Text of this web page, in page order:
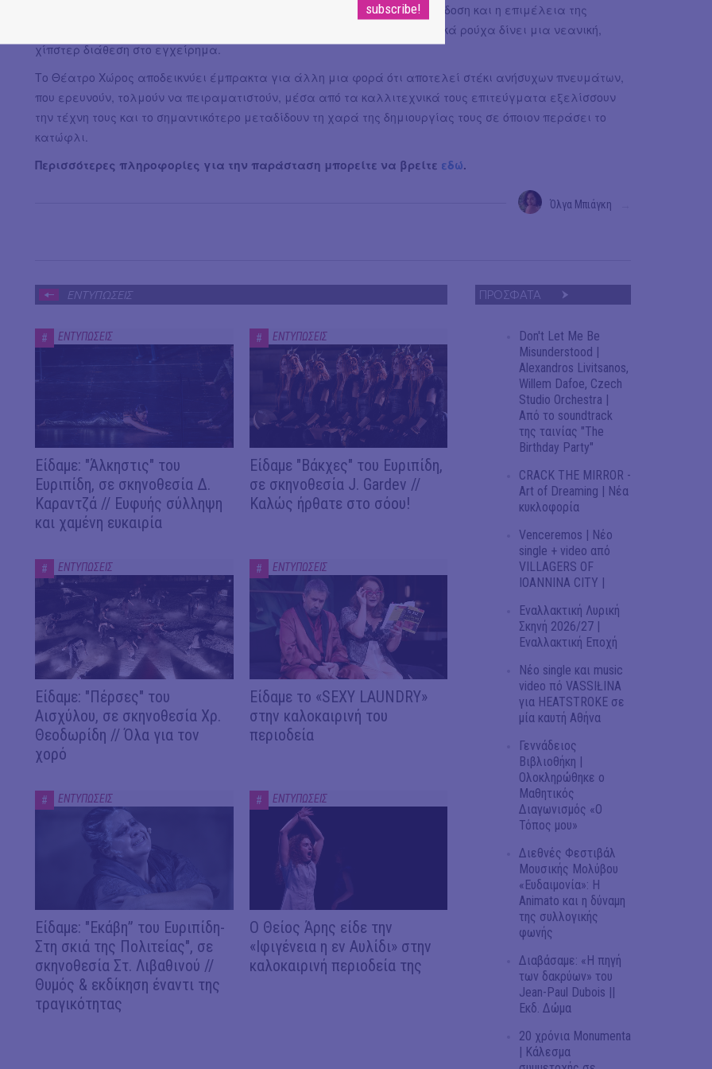
Η μουσική του Γιώργου Μαυρίδη συμβάλλει ενεργά στην πρωτότυπη απόδοση και η επιμέλεια της
Γεωργίας Μπούρδα στα σκηνικά και την ένδυση των ηθοποιών με αθλητικά ρούχα δίνει μια νεανική,
χίπστερ διάθεση στο εγχείρημα.
Το Θέατρο Χώρος αποδεικνύει έμπρακτα για άλλη μια φορά ότι αποτελεί στέκι ανήσυχων πνευμάτων,
που ερευνούν, τολμούν να πειραματιστούν, μέσα από τα καλλιτεχνικά τους επιτεύγματα εξελίσσουν
την τέχνη τους και το σημαντικότερο μεταδίδουν τη χαρά της δημιουργίας τους σε όποιον περάσει το
κατώφλι.
Περισσότερες πληροφορίες για την παράσταση μπορείτε να βρείτε εδώ.
Όλγα Μπιάγκη
ΕΝΤΥΠΩΣΕΙΣ
# ΕΝΤΥΠΩΣΕΙΣ
Είδαμε: "Άλκηστις" του
Ευριπίδη, σε σκηνοθεσία Δ.
Καραντζά // Ευφυής σύλληψη
και χαμένη ευκαιρία
# ΕΝΤΥΠΩΣΕΙΣ
Είδαμε "Βάκχες" του Ευριπίδη,
σε σκηνοθεσία J. Gardev //
Καλώς ήρθατε στο σόου!
# ΕΝΤΥΠΩΣΕΙΣ
Είδαμε: "Πέρσες" του
Αισχύλου, σε σκηνοθεσία Χρ.
Θεοδωρίδη // Όλα για τον
χορό
# ΕΝΤΥΠΩΣΕΙΣ
Είδαμε το «SEXY LAUNDRY»
στην καλοκαιρινή του
περιοδεία
# ΕΝΤΥΠΩΣΕΙΣ
Είδαμε: "Εκάβη” του Ευριπίδη-
Στη σκιά της Πολιτείας", σε
σκηνοθεσία Στ. Λιβαθινού //
Θυμός & εκδίκηση έναντι της
τραγικότητας
# ΕΝΤΥΠΩΣΕΙΣ
Ο Θείος Άρης είδε την
«Ιφιγένεια η εν Αυλίδι» στην
καλοκαιρινή περιοδεία της
ΠΡΟΣΦΑΤΑ
Don't Let Me Be
Misunderstood |
Alexandros Livitsanos,
Willem Dafoe, Czech
Studio Orchestra |
Από το soundtrack
της ταινίας "The
Birthday Party"
CRACK THE MIRROR -
Art of Dreaming | Νέα
κυκλοφορία
Venceremos | Νέο
single + video από
VILLAGERS OF
IOANNINA CITY |
Εναλλακτική Λυρική
Σκηνή 2026/27 |
Εναλλακτική Εποχή
Νέο single και music
video πό VASSIŁINA
για HEATSTROKE σε
μία καυτή Αθήνα
Γεννάδειος
Βιβλιοθήκη |
Ολοκληρώθηκε ο
Μαθητικός
Διαγωνισμός «Ο
Τόπος μου»
Διεθνές Φεστιβάλ
Μουσικής Μολύβου
«Ευδαιμονία»: Η
Animato και η δύναμη
της συλλογικής
φωνής
Διαβάσαμε: «Η πηγή
των δακρύων» του
Jean-Paul Dubois ||
Εκδ. Δώμα
20 χρόνια Monumenta
| Κάλεσμα